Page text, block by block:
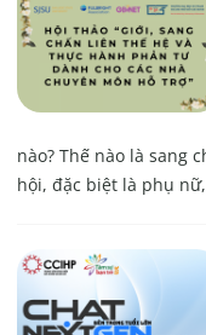
nào? Thế nào là sang
hội, đặc biệt là phụ